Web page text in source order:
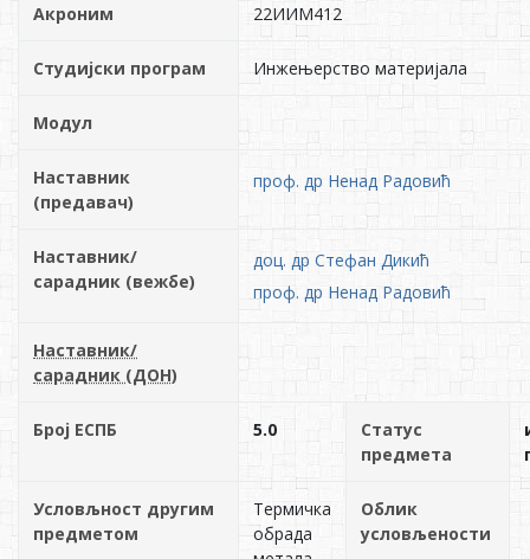
Акроним 22ИИМ412
Студијски програм Инжењерство материјала
Модул
Наставник
(предавач)
проф. др Ненад Радовић
Наставник/
сарадник (вежбе)
доц. др Стефан Дикић
проф. др Ненад Радовић
Наставник/
сарадник (ДОН)
Број ЕСПБ 5.0
Статус
предмета
Условљност другим
предметом
Термичка
обрада
Облик
условљености